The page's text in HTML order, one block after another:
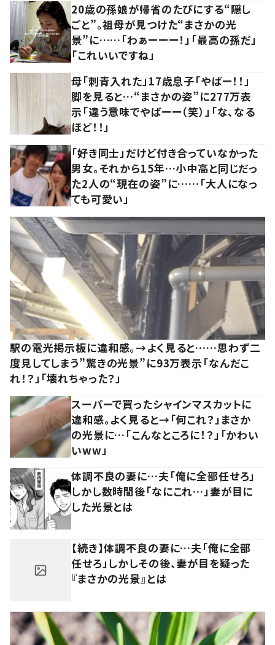
20歳の孫娘が帰省のたびにする“隠し
ごと”。祖母が見つけた“まさかの光
景”に……「わぁーーー！」「最高の孫だ」
「これいいですね」
母「刺青入れた」17歳息子「やばー！！」
脚を見ると…“まさかの姿”に277万表
示「違う意味でやばーー（笑）」「な、なる
ほど！！」
「好き同士」だけど付き合っていなかった
男女。それから15年…小中高と同じだっ
た2人の“現在の姿”に……「大人になっ
ても可愛い」
駅の電光掲示板に違和感。→よく見ると……思わず二
度見してしまう”驚きの光景”に93万表示「なんだこ
れ！？」「壊れちゃった？」
スーパーで買ったシャインマスカットに
違和感。よく見ると→「何これ？」まさか
の光景に…「こんなところに！？」「かわい
いww」
体調不良の妻に…夫「俺に全部任せろ」
しかし数時間後「なにこれ…」妻が目に
した光景とは
【続き】体調不良の妻に…夫「俺に全部
任せろ」しかしその後、妻が目を疑った
『まさかの光景』とは